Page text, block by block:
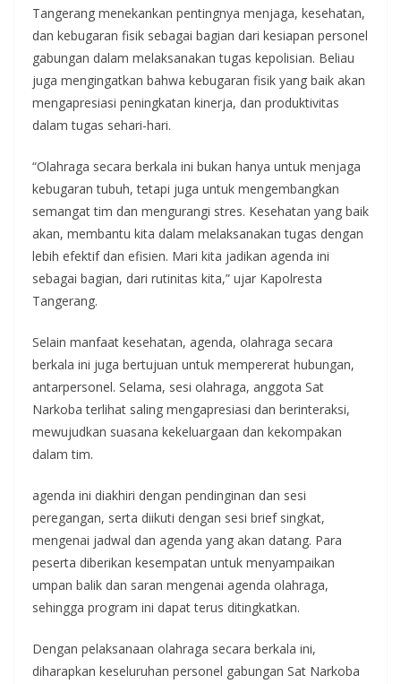
Tangerang menekankan pentingnya menjaga, kesehatan,
dan kebugaran fisik sebagai bagian dari kesiapan personel
gabungan dalam melaksanakan tugas kepolisian. Beliau
juga mengingatkan bahwa kebugaran fisik yang baik akan
mengapresiasi peningkatan kinerja, dan produktivitas
dalam tugas sehari-hari.
“Olahraga secara berkala ini bukan hanya untuk menjaga
kebugaran tubuh, tetapi juga untuk mengembangkan
semangat tim dan mengurangi stres. Kesehatan yang baik
akan, membantu kita dalam melaksanakan tugas dengan
lebih efektif dan efisien. Mari kita jadikan agenda ini
sebagai bagian, dari rutinitas kita,” ujar Kapolresta
Tangerang.
Selain manfaat kesehatan, agenda, olahraga secara
berkala ini juga bertujuan untuk mempererat hubungan,
antarpersonel. Selama, sesi olahraga, anggota Sat
Narkoba terlihat saling mengapresiasi dan berinteraksi,
mewujudkan suasana kekeluargaan dan kekompakan
dalam tim.
agenda ini diakhiri dengan pendinginan dan sesi
peregangan, serta diikuti dengan sesi brief singkat,
mengenai jadwal dan agenda yang akan datang. Para
peserta diberikan kesempatan untuk menyampaikan
umpan balik dan saran mengenai agenda olahraga,
sehingga program ini dapat terus ditingkatkan.
Dengan pelaksanaan olahraga secara berkala ini,
diharapkan keseluruhan personel gabungan Sat Narkoba